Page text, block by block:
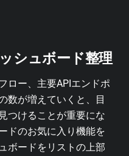
シュボード整理
ロー、主要APIエンドポ
数が増えていくと、目
つけることが重要にな
ドのお気に入り機能を
ボードをリストの上部